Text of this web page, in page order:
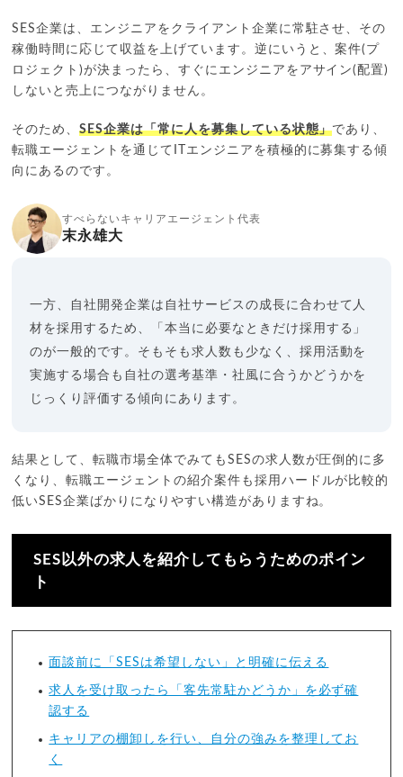
SES企業は、エンジニアをクライアント企業に常駐させ、その
稼働時間に応じて収益を上げています。逆にいうと、案件(プ
ロジェクト)が決まったら、すぐにエンジニアをアサイン(配置)
しないと売上につながりません。
そのため、SES企業は「常に人を募集している状態」であり、
転職エージェントを通じてITエンジニアを積極的に募集する傾
向にあるのです。
すべらないキャリアエージェント代表
末永雄大
一方、自社開発企業は自社サービスの成長に合わせて人
材を採用するため、「本当に必要なときだけ採用する」
のが一般的です。そもそも求人数も少なく、採用活動を
実施する場合も自社の選考基準・社風に合うかどうかを
じっくり評価する傾向にあります。
結果として、転職市場全体でみてもSESの求人数が圧倒的に多
くなり、転職エージェントの紹介案件も採用ハードルが比較的
低いSES企業ばかりになりやすい構造がありますね。
SES以外の求人を紹介してもらうためのポイン
ト
面談前に「SESは希望しない」と明確に伝える
求人を受け取ったら「客先常駐かどうか」を必ず確
認する
キャリアの棚卸しを行い、自分の強みを整理してお
く